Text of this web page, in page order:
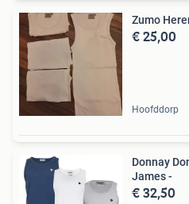
Zumo
€ 25,00
Hoofddorp
Donnay
James -
€ 32,50